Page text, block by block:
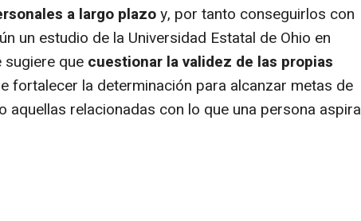
a largo plazoy, por tanto conseguirlos con
un estudio de la Universidad Estatal de Ohio en
sugiere que cuestionar la validez de las propias
fortalecer la determinación para alcanzar metas de
aquellas relacionadas con lo que una persona aspira